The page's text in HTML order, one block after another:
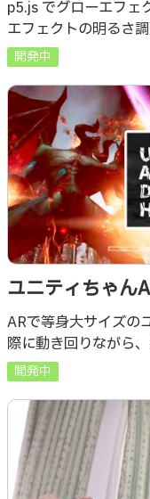
グラデーション
p5.js でグローエフェ
エフェクトの明るさ
付けを組み合わせる
開発中
ユニティちゃん
型 超爽快 斬撃
ARで等身大サイズの
際に動き回りながら
ゲーム！ 新VRデバ
ルー)使用！
開発中